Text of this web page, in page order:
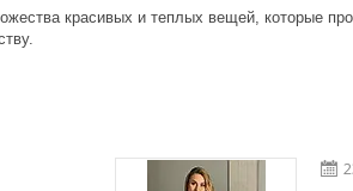
красивых и теплых вещей, которые